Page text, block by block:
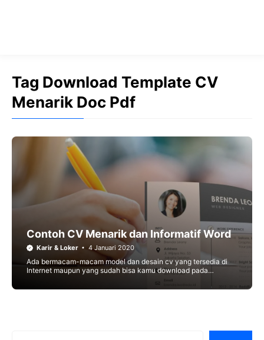
Tag Download Template CV
Menarik Doc Pdf
Contoh CV Menarik dan Informatif Word
Karir & Loker 4 Januari 2020
Ada bermacam-macam model dan desain cv yang tersedia di
Internet maupun yang sudah bisa kamu download pada
website tipscv.com ini, kita akan melihat satu lagi contoh cv